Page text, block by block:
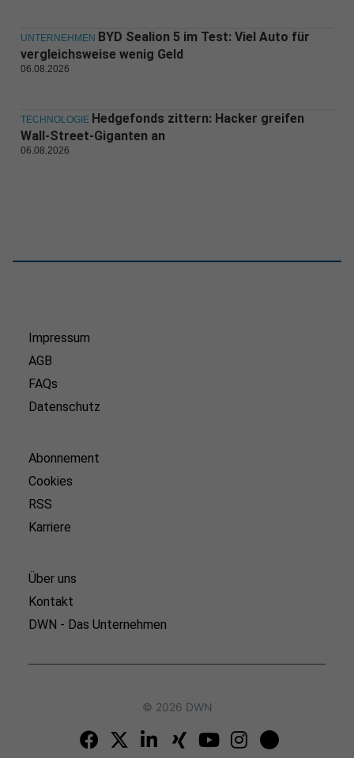
UNTERNEHMEN BYD Sealion 5 im Test: Viel Auto für
vergleichsweise wenig Geld
06.08.2026
TECHNOLOGIE Hedgefonds zittern: Hacker greifen
Wall-Street-Giganten an
06.08.2026
Impressum
AGB
FAQs
Datenschutz
Abonnement
Cookies
RSS
Karriere
Über uns
Kontakt
DWN - Das Unternehmen
© 2026 DWN